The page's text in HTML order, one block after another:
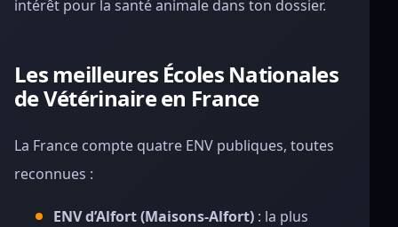
intérêt pour la santé animale dans ton dossier.
Les meilleures Écoles Nationales
de Vétérinaire en France
La France compte quatre ENV publiques, toutes
reconnues :
ENV d’Alfort (Maisons-Alfort) : la plus